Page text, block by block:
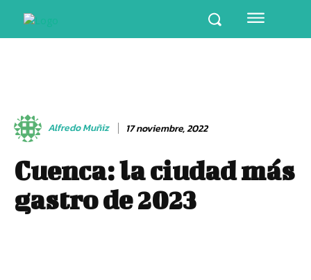
Alfredo Muñiz 17 noviembre, 2022
Cuenca: la ciudad más
gastro de 2023